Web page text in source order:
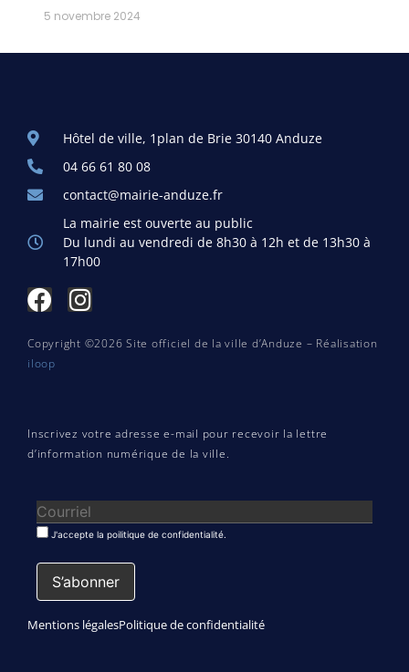
5 novembre 2024
Hôtel de ville, 1plan de Brie 30140 Anduze
04 66 61 80 08
contact@mairie-anduze.fr
La mairie est ouverte au public
Du lundi au vendredi de 8h30 à 12h et de 13h30 à
17h00
Copyright ©2026 Site officiel de la ville d’Anduze – Réalisation
iloop
Inscrivez votre adresse e-mail pour recevoir la lettre
d’information numérique de la ville.
J'accepte la poilitique de confidentialité.
Mentions légalesPolitique de confidentialité